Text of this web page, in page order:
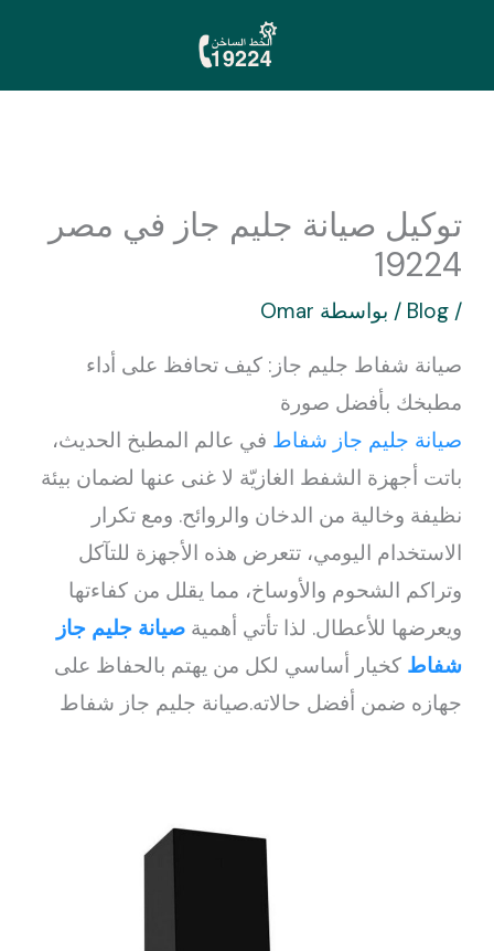
المحتوى
توكيل صيانة جليم جاز في مصر
19224
/
Blog / بواسطة Omar
صيانة شفاط جليم جاز: كيف تحافظ على أداء
مطبخك بأفضل صورة
صيانة جليم جاز شفاط في عالم المطبخ الحديث،
باتت أجهزة الشفط الغازيّة لا غنى عنها لضمان بيئة
نظيفة وخالية من الدخان والروائح. ومع تكرار
الاستخدام اليومي، تتعرض هذه الأجهزة للتآكل
وتراكم الشحوم والأوساخ، مما يقلل من كفاءتها
ويعرضها للأعطال. لذا تأتي أهميةصيانة جليم جاز
شفاط كخيار أساسي لكل من يهتم بالحفاظ على
جهازه ضمن أفضل حالاته.صيانة جليم جاز شفاط